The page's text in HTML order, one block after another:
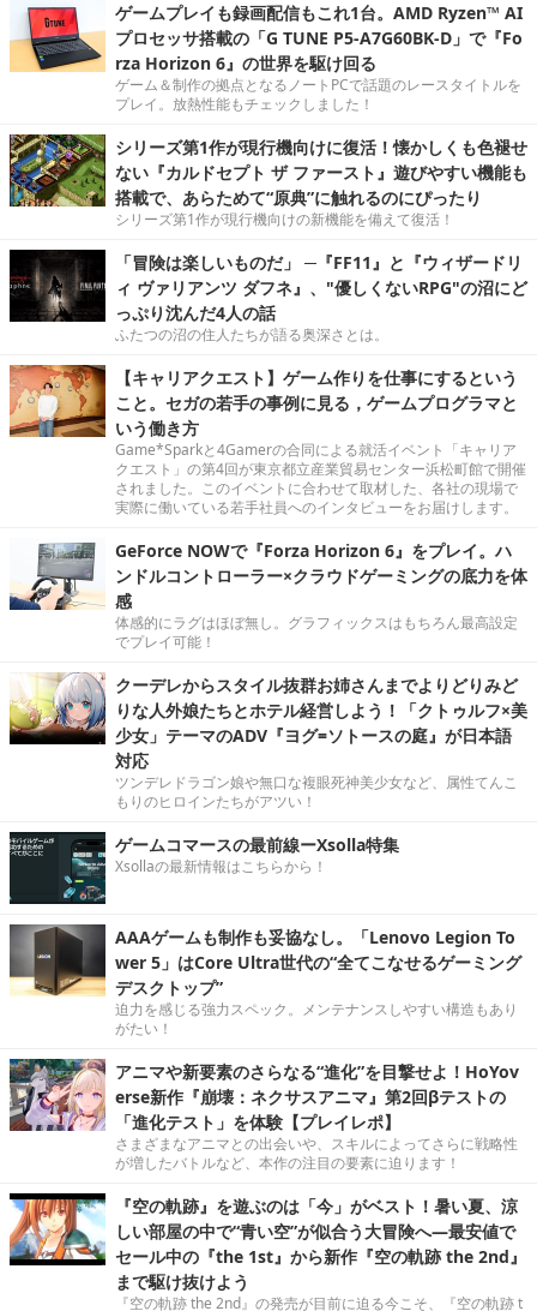
ゲームプレイも録画配信もこれ1台。AMD Ryzen™ AI
プロセッサ搭載の「G TUNE P5-A7G60BK-D」で『Fo
rza Horizon 6』の世界を駆け回る
ゲーム＆制作の拠点となるノートPCで話題のレースタイトルを
プレイ。放熱性能もチェックしました！
シリーズ第1作が現行機向けに復活！懐かしくも色褪せ
ない『カルドセプト ザ ファースト』遊びやすい機能も
搭載で、あらためて“原典”に触れるのにぴったり
シリーズ第1作が現行機向けの新機能を備えて復活！
「冒険は楽しいものだ」 ─『FF11』と『ウィザードリ
ィ ヴァリアンツ ダフネ』、"優しくないRPG"の沼にど
っぷり沈んだ4人の話
ふたつの沼の住人たちが語る奥深さとは。
【キャリアクエスト】ゲーム作りを仕事にするという
こと。セガの若手の事例に見る，ゲームプログラマと
いう働き方
Game*Sparkと4Gamerの合同による就活イベント「キャリア
クエスト」の第4回が東京都立産業貿易センター浜松町館で開催
されました。このイベントに合わせて取材した、各社の現場で
実際に働いている若手社員へのインタビューをお届けします。
GeForce NOWで『Forza Horizon 6』をプレイ。ハ
ンドルコントローラー×クラウドゲーミングの底力を体
感
体感的にラグはほぼ無し。グラフィックスはもちろん最高設定
でプレイ可能！
クーデレからスタイル抜群お姉さんまでよりどりみど
りな人外娘たちとホテル経営しよう！「クトゥルフ×美
少女」テーマのADV『ヨグ=ソトースの庭』が日本語
対応
ツンデレドラゴン娘や無口な複眼死神美少女など、属性てんこ
もりのヒロインたちがアツい！
ゲームコマースの最前線ーXsolla特集
Xsollaの最新情報はこちらから！
AAAゲームも制作も妥協なし。「Lenovo Legion To
wer 5」はCore Ultra世代の“全てこなせるゲーミング
デスクトップ”
迫力を感じる強力スペック。メンテナンスしやすい構造もあり
がたい！
アニマや新要素のさらなる“進化”を目撃せよ！HoYov
erse新作『崩壊：ネクサスアニマ』第2回βテストの
「進化テスト」を体験【プレイレポ】
さまざまなアニマとの出会いや、スキルによってさらに戦略性
が増したバトルなど、本作の注目の要素に迫ります！
『空の軌跡』を遊ぶのは「今」がベスト！暑い夏、涼
しい部屋の中で“青い空”が似合う大冒険へ―最安値で
セール中の『the 1st』から新作『空の軌跡 the 2nd』
まで駆け抜けよう
『空の軌跡 the 2nd』の発売が目前に迫る今こそ、『空の軌跡 t